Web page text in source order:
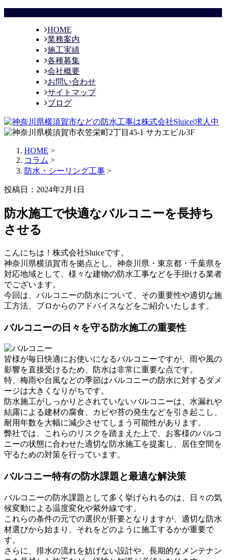
HOME
業務案内
施工実績
各種募集
会社概要
お問い合わせ
サイトマップ
ブログ
HOME >
コラム >
防水・シーリング工事 >
投稿日：2024年2月1日
防水施工で快適なバルコニーを長持ち
させる
こんにちは！株式会社Sluiceです。
神奈川県横須賀市を拠点とし、神奈川県・東京都・千葉県を
対応地域として、様々な建物の防水工事などを手掛ける業者
でございます。
今回は、バルコニーの防水について、その重要性や適切な施
工方法、プロからのアドバイスなどをご紹介いたします。
バルコニーの日々を守る防水施工の重要性
皆様が毎日快適にお使いになるバルコニーですが、雨や風の
影響を直接受けるため、防水は非常に重要な点です。
特、梅雨や台風などの季節はバルコニーの防水に対するダメ
ージは大きくなりがちです。
防水施工がしっかりとされていないバルコニーは、水漏れや
結露による建材の腐食、カビや苔の発生などを引き起こし、
耐用年数を大幅に減少させてしまう可能性があります。
弊社では、これらのリスクを踏まえた上で、お客様のバルコ
ニーの状態に合わせた適切な防水施工を提案し、居住空間を
守るための対策を行っています。
バルコニー特有の防水課題と最適な解決策
バルコニーの防水課題として多く挙げられるのは、日々の気
候変動による温度変化や紫外線です。
これらの条件の元での選択が肝要となりますが、適切な防水
材選びから始まり、それをどのように施工するかが重要で
す。
さらに、排水の流れを妨げない設計や、長期的なメンテナン